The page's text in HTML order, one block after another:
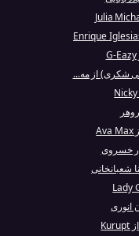
شکری) از مه...
خسروی
شعبانخانی
انوری